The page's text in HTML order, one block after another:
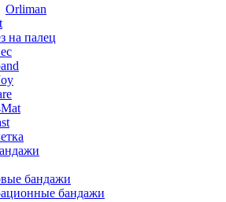
Orliman
на палец
бандажи
бандажи